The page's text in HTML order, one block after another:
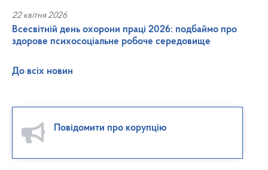
22 квітня 2026
Всесвітній день охорони праці 2026: подбаймо про
здорове психосоціальне робоче середовище
До всіх новин
Повідомити про корупцію